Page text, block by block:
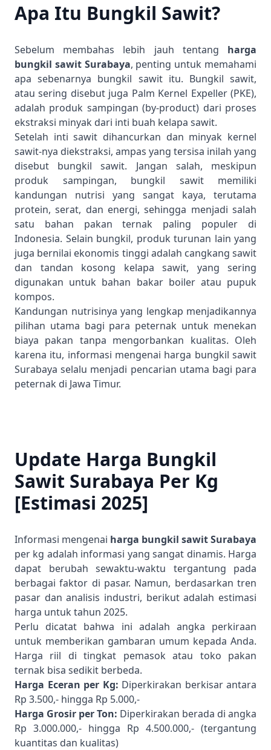
Apa Itu Bungkil Sawit?
Sebelum membahas lebih jauh tentang harga
bungkil sawit Surabaya, penting untuk memahami
apa sebenarnya bungkil sawit itu. Bungkil sawit,
atau sering disebut juga Palm Kernel Expeller(PKE),
adalah produk sampingan (by-product) dari proses
ekstraksi minyak dari inti buah kelapa sawit.
Setelah inti sawit dihancurkan dan minyak kernel
sawit-nya diekstraksi, ampas yang tersisa inilah yang
disebut bungkil sawit. Jangan salah, meskipun
produk sampingan, bungkil sawit memiliki
kandungan nutrisi yang sangat kaya, terutama
protein, serat, dan energi, sehingga menjadi salah
satu bahan pakan ternak paling populer di
Indonesia. Selain bungkil, produk turunan lain yang
juga bernilai ekonomis tinggi adalah cangkang sawit
dan tandan kosong kelapa sawit, yang sering
digunakan untuk bahan bakar boiler atau pupuk
kompos.
Kandungan nutrisinya yang lengkap menjadikannya
pilihan utama bagi para peternak untuk menekan
biaya pakan tanpa mengorbankan kualitas. Oleh
karena itu, informasi mengenai harga bungkil sawit
Surabaya selalu menjadi pencarian utama bagi para
peternak di Jawa Timur.
Update Harga Bungkil
Sawit Surabaya Per Kg
[Estimasi 2025]
Informasi mengenai harga bungkil sawit Surabaya
per kg adalah informasi yang sangat dinamis. Harga
dapat berubah sewaktu-waktu tergantung pada
berbagai faktor di pasar. Namun, berdasarkan tren
pasar dan analisis industri, berikut adalah estimasi
harga untuk tahun 2025.
Perlu dicatat bahwa ini adalah angka perkiraan
untuk memberikan gambaran umum kepada Anda.
Harga riil di tingkat pemasok atau toko pakan
ternak bisa sedikit berbeda.
Harga Eceran per Kg: Diperkirakan berkisar antara
Rp 3.500,- hingga Rp 5.000,-
Harga Grosir per Ton: Diperkirakan berada di angka
Rp 3.000.000,- hingga Rp 4.500.000,- (tergantung
kuantitas dan kualitas)